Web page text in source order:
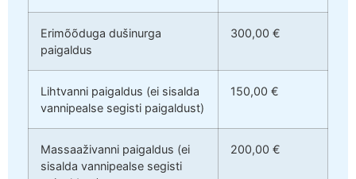
Erimõõduga dušinurga
paigaldus
300,00 €
Lihtvanni paigaldus (ei sisalda
vannipealse segisti paigaldust)
150,00 €
Massaaživanni paigaldus (ei
sisalda vannipealse segisti
200,00 €